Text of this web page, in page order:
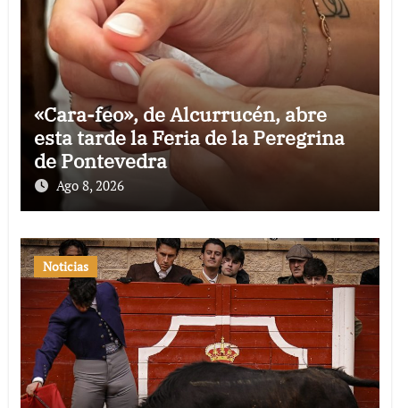
«Cara-feo», de Alcurrucén, abre
esta tarde la Feria de la Peregrina
de Pontevedra
Ago 8, 2026
Noticias